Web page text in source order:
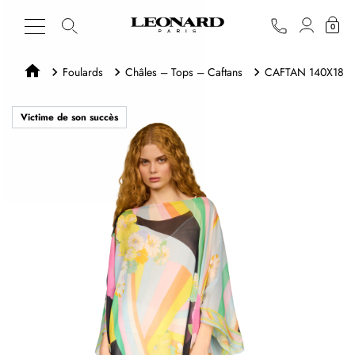
0
Foulards Châles – Tops – Caftans CAFTAN 140X180
Victime de son succès